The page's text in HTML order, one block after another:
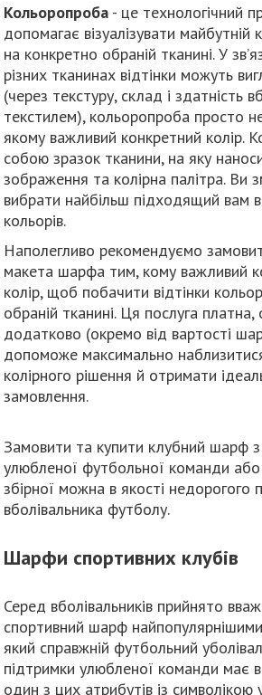
Кольоропроба - це технологічний
допомагає візуалізувати майбутній
на конкретно обраній тканині. У
різних тканинах відтінки можуть
(через текстуру, склад і здатність
текстилем), кольоропроба просто
якому важливий конкретний колір.
собою зразок тканини, на яку
зображення та колірна палітра. Ви
вибрати найбільш підходящий вам
кольорів.
Наполегливо рекомендуємо
макета шарфа тим, кому важливий
колір, щоб побачити відтінки
обраній тканині. Ця послуга платна,
додатково (окремо від вартості
допоможе максимально
колірного рішення й отримати
замовлення.
Замовити та купити клубний шарф
улюбленої футбольної команди або
збірної можна в якості недорогого
вболівальника футболу.
Шарфи спортивних клубів
Серед вболівальників прийнято
спортивний шарф
який справжній футбольний
підтримки улюбленої команди має
один з цих атрибутів із